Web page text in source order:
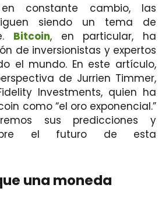
constante cambio, las
siendo un tema de
Bitcoin, en particular, ha
de inversionistas y expertos
el mundo. En este artículo,
de Jurrien Timmer,
Investments, quien ha
como “el oro exponencial.”
sus predicciones y
el futuro de esta
una moneda